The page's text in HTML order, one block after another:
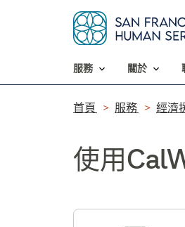
服務​​ 關於​​
導
列​​
首頁​​ 服務​​ 經濟
使用